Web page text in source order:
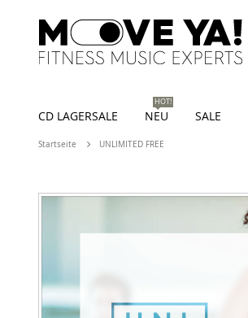
CD LAGERSALE NEU
HOT!
SALE
Startseite UNLIMITED FREE